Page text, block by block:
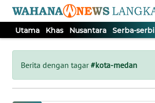
Utama Khas Nusantara Serba-serbi
Berita dengan tagar#kota-medan
Tutup
UTAMA